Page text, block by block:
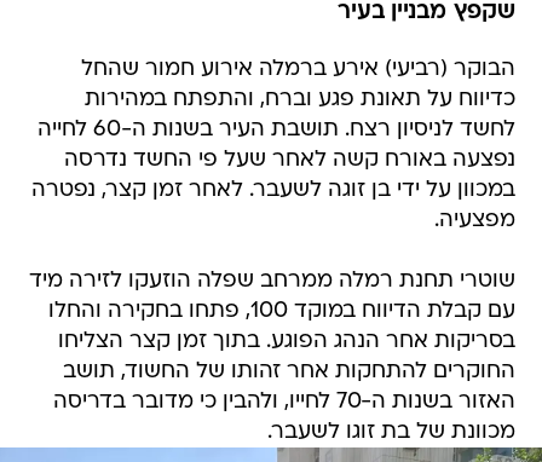
שקפץ מבניין בעיר
הבוקר (רביעי) אירע ברמלה אירוע חמור שהחל
כדיווח על תאונת פגע וברח, והתפתח במהירות
לחשד לניסיון רצח. תושבת העיר בשנות ה-60 לחייה
נפצעה באורח קשה לאחר שעל פי החשד נדרסה
במכוון על ידי בן זוגה לשעבר. לאחר זמן קצר, נפטרה
מפצעיה.
שוטרי תחנת רמלה ממרחב שפלה הוזעקו לזירה מיד
עם קבלת הדיווח במוקד 100, פתחו בחקירה והחלו
בסריקות אחר הנהג הפוגע. בתוך זמן קצר הצליחו
החוקרים להתחקות אחר זהותו של החשוד, תושב
האזור בשנות ה-70 לחייו, ולהבין כי מדובר בדריסה
מכוונת של בת זוגו לשעבר.